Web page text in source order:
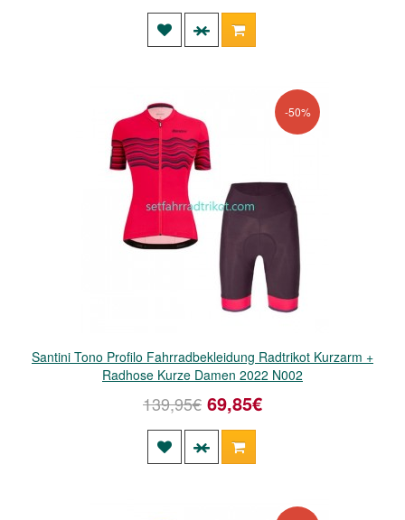
-50%
Santini Tono Profilo Fahrradbekleidung Radtrikot Kurzarm +
Radhose Kurze Damen 2022 N002
139,95€ 69,85€